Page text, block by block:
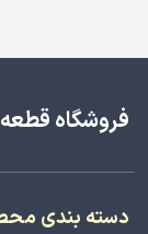
فروشگاه
دسته بندی